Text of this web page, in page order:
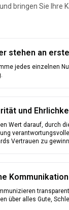
bringen Sie Ihre
stehen an
jedes einzelnen
und
Wert darauf, durch
Vertrauen zu
Kommunikation
über alles Gute,